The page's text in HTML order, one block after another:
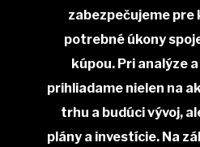
zabezpečujeme
potrebné úkony
kúpou. Pri analýze
prihliadame nielen na
trhu a budúci vývoj,
plány a investície. Na